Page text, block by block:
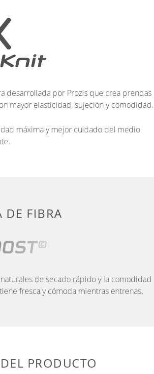
desarrollada por Prozis que crea prendas
mayor elasticidad, sujeción y comodidad.
máxima y mejor cuidado del medio
DE FIBRA
de secado rápido y la comodidad
fresca y cómoda mientras entrenas.
PRODUCTO